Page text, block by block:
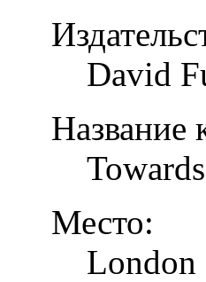
David
Название
Место:
London